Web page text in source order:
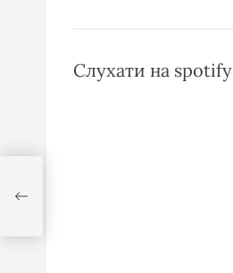
Слухати на spotify